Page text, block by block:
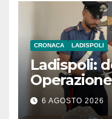
CRONACA LADISPOLI
Ladispoli:
6 AGOSTO 2026